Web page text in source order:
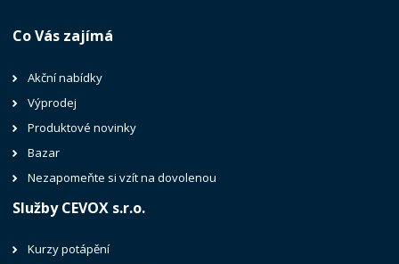
Co Vás zajímá
Akční nabídky
Výprodej
Produktové novinky
Bazar
Nezapomeňte si vzít na dovolenou
Služby CEVOX s.r.o.
Kurzy potápění